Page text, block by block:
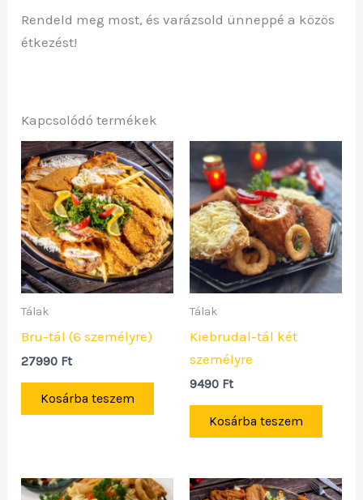
Rendeld meg most, és varázsold ünneppé a közös
étkezést!
Kapcsolódó termékek
Tálak
Bru-tál (6 személyre)
27990 Ft
Kosárba teszem
Tálak
Kiebrudal-tál két
személyre
9490 Ft
Kosárba teszem